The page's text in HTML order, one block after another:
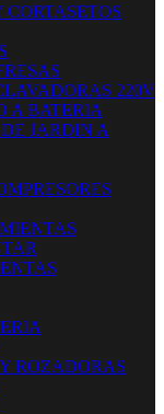
CORTASETOS
220V
A BATERIA
JARDIN A
ROZADORAS